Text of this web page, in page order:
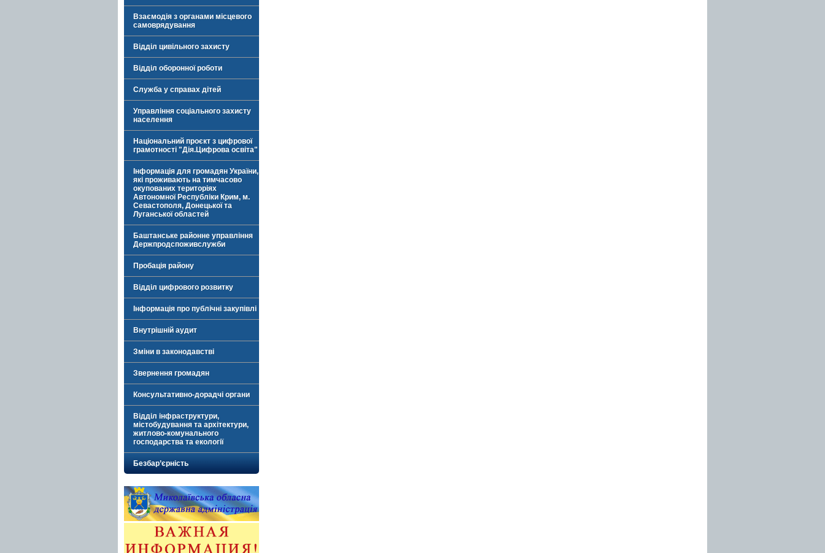
Взаємодія з органами місцевого
самоврядування
Відділ цивільного захисту
Відділ оборонної роботи
Служба у справах дітей
Управління соціального захисту
населення
Національний проєкт з цифрової
грамотності "Дія.Цифрова освіта"
Інформація для громадян України,
які проживають на тимчасово
окупованих територіях
Автономної Республіки Крим, м.
Севастополя, Донецької та
Луганської областей
Баштанське районне управління
Держпродспоживслужби
Пробація району
Відділ цифрового розвитку
Інформація про публічні закупівлі
Внутрішній аудит
Зміни в законодавстві
Звернення громадян
Консультативно-дорадчі органи
Відділ інфраструктури,
містобудування та архітектури,
житлово-комунального
господарства та екології
Безбар’єрність